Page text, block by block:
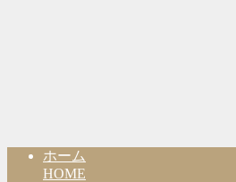
ホーム
HOME